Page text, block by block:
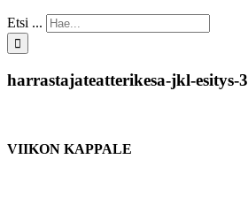
Etsi ...
harrastajateatterikesa-jkl-esitys-3
VIIKON KAPPALE